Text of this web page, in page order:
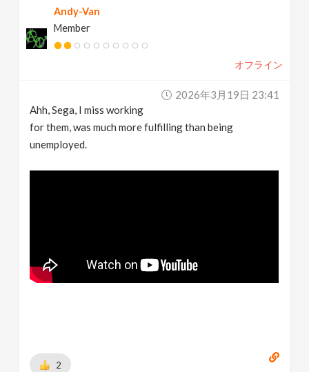
Andy-Van
Member
オフライン
2026年3月19日 23:41
Ahh, Sega, I miss working
for them, was much more fulfilling than being
unemployed.
2